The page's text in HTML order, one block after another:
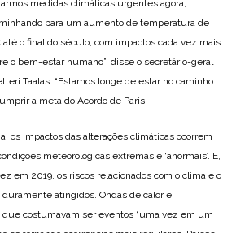
medidas climáticas urgentes agora,
para um aumento de temperatura de
até o final do século, com impactos cada vez mais
o bem-estar humano”, disse o secretário-geral
Taalas. “Estamos longe de estar no caminho
a meta do Acordo de Paris.
os impactos das alterações climáticas ocorrem
meteorológicas extremas e ‘anormais’. E,
em 2019, os riscos relacionados com o clima e o
atingidos. Ondas de calor e
que costumavam ser eventos “uma vez em um